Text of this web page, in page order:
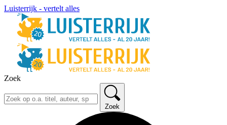
Luisterrijk - vertelt alles
Zoek
Zoek